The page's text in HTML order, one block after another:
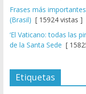
Frases más
(Brasil) [ 15924 vistas ]
‘El Vaticano: todas las
de la Santa Sede [
Etiquetas